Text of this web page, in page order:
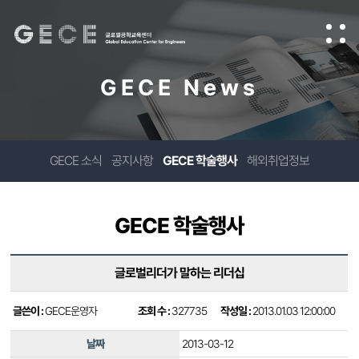
GECE News
GECE 소식 공지사항 GECE 학술행사 해외취업정보
GECE 학술행사
글로벌리더가 말하는 리더십
글쓴이 :GECE운영자 조회 수 :327735 작성일 :2013.01.03 12:00:00
날짜 2013-03-12